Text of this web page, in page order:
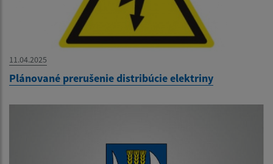
11.04.2025
Plánované prerušenie distribúcie elektriny